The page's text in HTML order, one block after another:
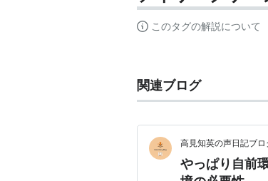
このタグの解説について
関連ブログ
高見知英の声日記ブロ
やっぱり自前